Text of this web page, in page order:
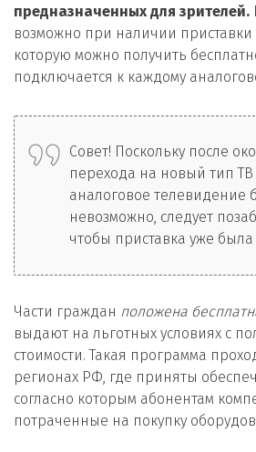
предназначенных для зрителей.
возможно при наличии
которую можно получить
подключается к каждому
Совет! Поскольку после
перехода на новый тип ТВ
аналоговое телевидение
невозможно, следует
чтобы приставка уже
Части граждан положена
выдают на льготных условиях с
стоимости. Такая программа
регионах РФ, где приняты
согласно которым абонентам
потраченные на покупку